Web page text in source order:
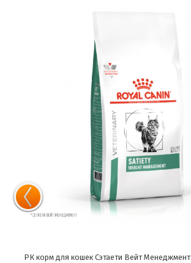
РК корм для кошек Сэтаети Вейт Менеджмент